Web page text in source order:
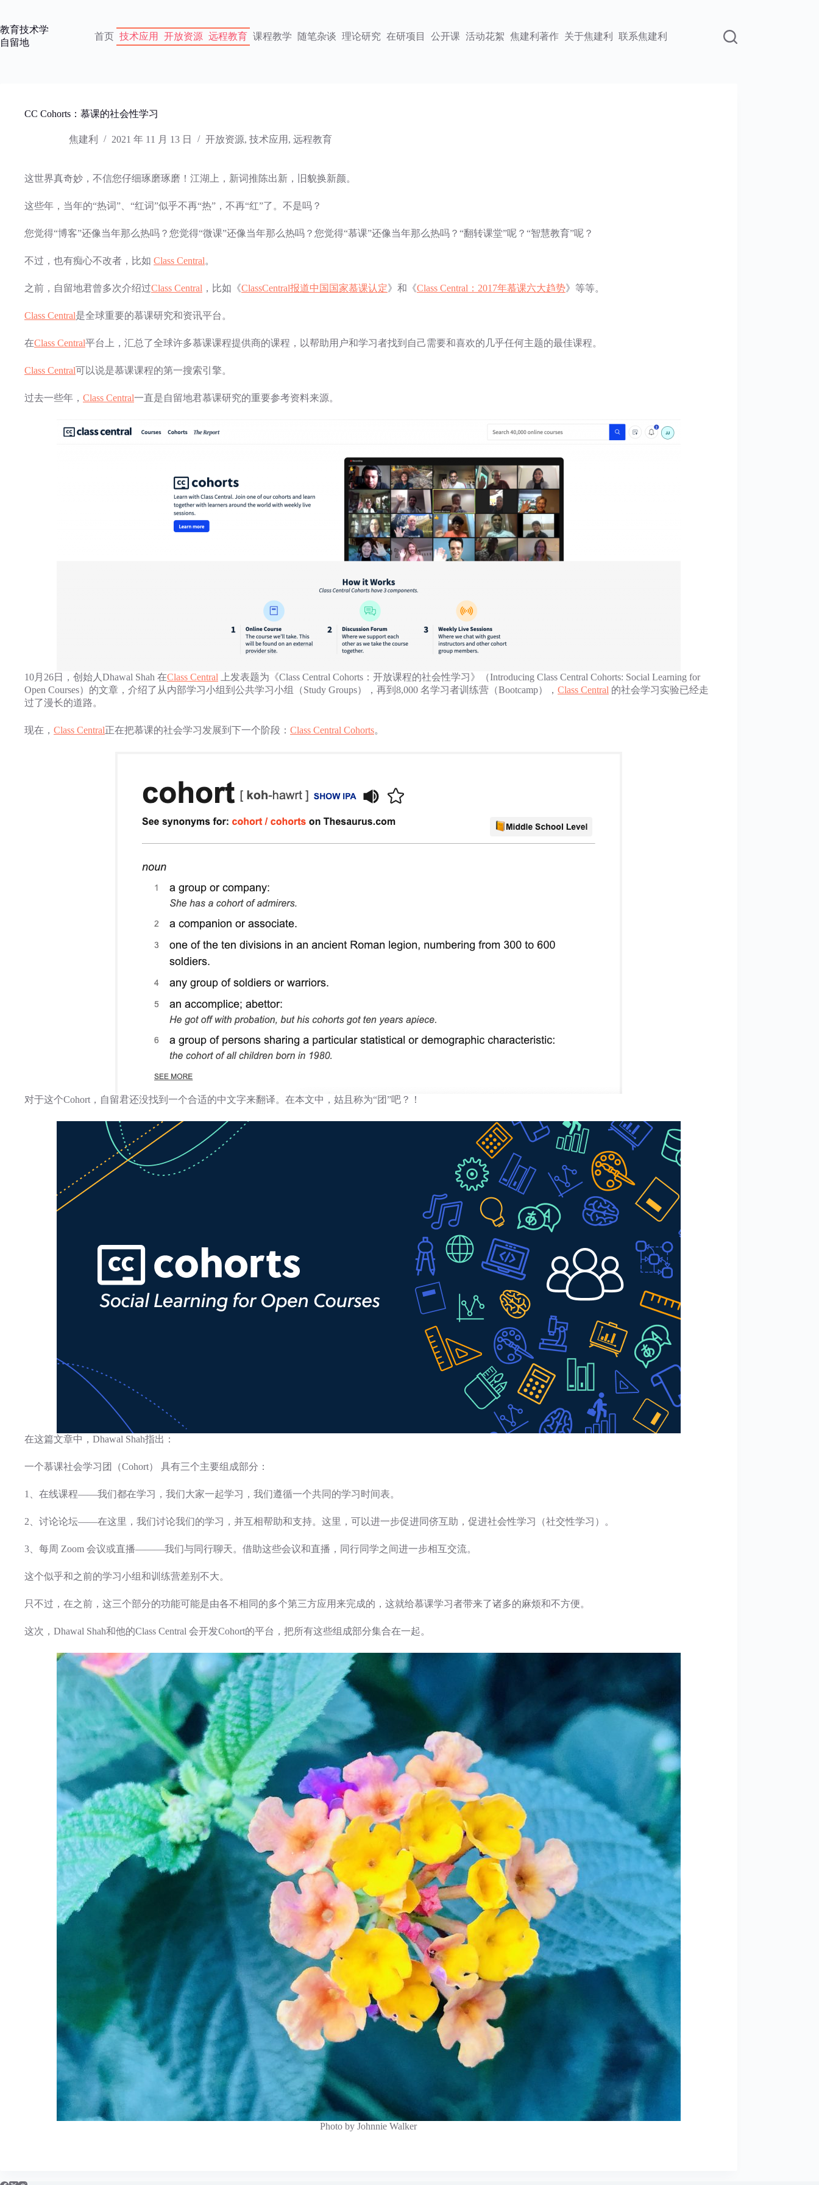
内
容
教育技术学
自留地
首页 技术应用 开放资源 远程教育 课程教学 随笔杂谈 理论研究 在研项目 公开课 活动花絮 焦建利著作 关于焦建利 联系焦建利
CC Cohorts：慕课的社会性学习
焦建利 2021 年 11 月 13 日 开放资源, 技术应用 , 远程教育
这世界真奇妙，不信您仔细琢磨琢磨！江湖上，新词推陈出新，旧貌换新颜。
这些年，当年的“热词”、“红词”似乎不再“热”，不再“红”了。不是吗？
您觉得“博客”还像当年那么热吗？您觉得“微课”还像当年那么热吗？您觉得“慕课”还像当年那么热吗？“翻转课堂”呢？“智慧教育”呢？
不过，也有痴心不改者，比如 Class Central。
之前，自留地君曾多次介绍过Class Central ，比如《ClassCentral报道中国国家慕课认定》和《Class Central：2017年慕课六大趋势》等等。
Class Central是全球重要的慕课研究和资讯平台。
在Class Central平台上，汇总了全球许多慕课课程提供商的课程，以帮助用户和学习者找到自己需要和喜欢的几乎任何主题的最佳课程。
Class Central可以说是慕课课程的第一搜索引擎。
过去一些年， Class Central一直是自留地君慕课研究的重要参考资料来源。
10月26日，创始人Dhawal Shah 在Class Central 上发表题为《Class Central Cohorts：开放课程的社会性学习》（Introducing Class Central Cohorts: Social Learning for
Open Courses）的文章，介绍了从内部学习小组到公共学习小组（Study Groups），再到8,000 名学习者训练营（Bootcamp）， Class Central 的社会学习实验已经走
过了漫长的道路。
现在， Class Central正在把慕课的社会学习发展到下一个阶段： Class Central Cohorts。
对于这个Cohort，自留君还没找到一个合适的中文字来翻译。在本文中，姑且称为“团”吧？！
在这篇文章中，Dhawal Shah指出：
一个慕课社会学习团（Cohort） 具有三个主要组成部分：
1、在线课程——我们都在学习，我们大家一起学习，我们遵循一个共同的学习时间表。
2、讨论论坛——在这里，我们讨论我们的学习，并互相帮助和支持。这里，可以进一步促进同侪互助，促进社会性学习（社交性学习）。
3、每周 Zoom 会议或直播———我们与同行聊天。借助这些会议和直播，同行同学之间进一步相互交流。
这个似乎和之前的学习小组和训练营差别不大。
只不过，在之前，这三个部分的功能可能是由各不相同的多个第三方应用来完成的，这就给慕课学习者带来了诸多的麻烦和不方便。
这次，Dhawal Shah和他的Class Central 会开发Cohort的平台，把所有这些组成部分集合在一起。
Photo by Johnnie Walker